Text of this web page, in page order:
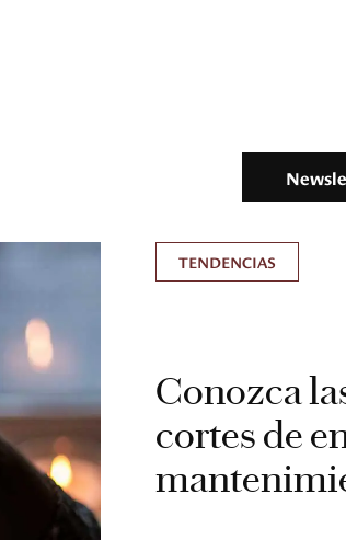
TENDENCIAS
Conozca
cortes de